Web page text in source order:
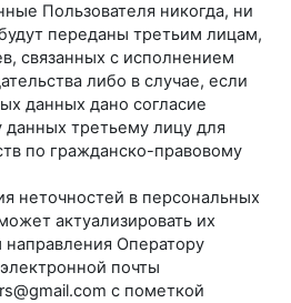
Пользователя никогда, ни
переданы третьим лицам,
связанных с исполнением
либо в случае, если
данных дано согласие
данных третьему лицу для
по гражданско-правовому
неточностей в персональных
актуализировать их
Оператору
почты
с пометкой